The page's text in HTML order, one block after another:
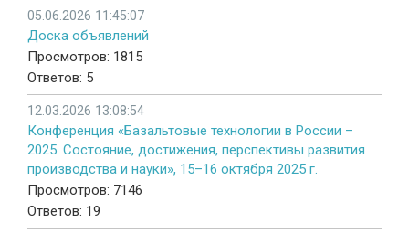
05.06.2026 11:45:07
Доска объявлений
Просмотров: 1815
Ответов: 5
12.03.2026 13:08:54
Конференция «Базальтовые технологии в России –
2025. Состояние, достижения, перспективы развития
производства и науки», 15–16 октября 2025 г.
Просмотров: 7146
Ответов: 19